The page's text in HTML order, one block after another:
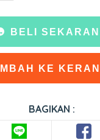
BELI
KE
BAGIKAN :